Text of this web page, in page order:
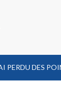
PERDU DES